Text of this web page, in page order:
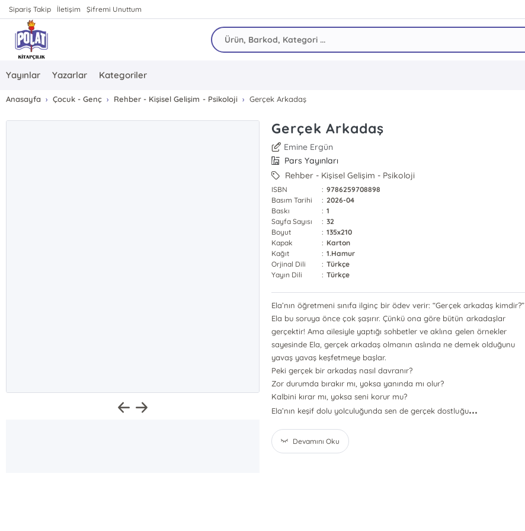
Sipariş Takip İletişim Şifremi Unuttum
Yayınlar Yazarlar Kategoriler
Anasayfa Çocuk - Genç Rehber - Kişisel Gelişim - Psikoloji Gerçek Arkadaş
Gerçek Arkadaş
Emine Ergün
Pars Yayınları
Rehber - Kişisel Gelişim - Psikoloji
ISBN : 9786259708898
Basım Tarihi
: 2026-04
Baskı
: 1
Sayfa Sayısı
: 32
Boyut
: 135x210
Kapak
: Karton
Kağıt
: 1.Hamur
Orjinal Dili
: Türkçe
Yayın Dili
: Türkçe
Ela’nın öğretmeni sınıfa ilginç bir ödev verir: “Gerçek arkadaş kimdir?”
Ela bu soruya önce çok şaşırır. Çünkü ona göre bütün arkadaşlar
gerçektir! Ama ailesiyle yaptığı sohbetler ve aklına gelen örnekler
sayesinde Ela, gerçek arkadaş olmanın aslında ne demek olduğunu
yavaş yavaş keşfetmeye başlar.
Peki gerçek bir arkadaş nasıl davranır?
Zor durumda bırakır mı, yoksa yanında mı olur?
Kalbini kırar mı, yoksa seni korur mu?
Ela’nın keşif dolu yolculuğunda sen de gerçek dostluğu...
Devamını Oku